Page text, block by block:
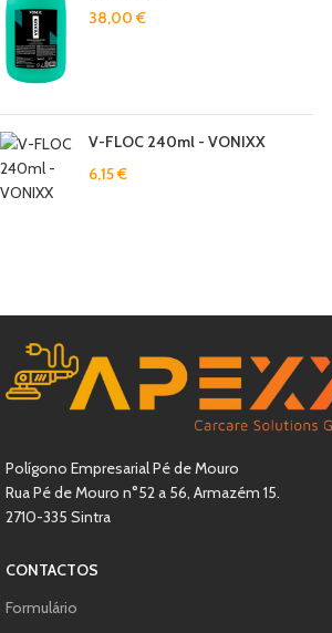
38,00€
V-FLOC 240ml - VONIXX
6,15€
Polígono Empresarial Pé de Mouro
Rua Pé de Mouro n°52 a 56, Armazém 15.
2710-335 Sintra
CONTACTOS
Formulário